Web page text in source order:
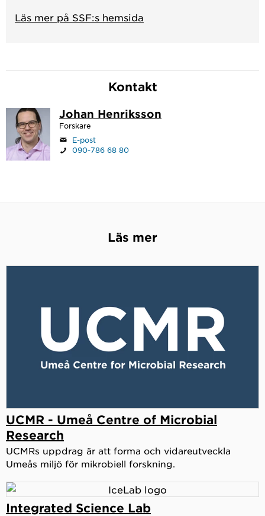
Läs mer på SSF:s hemsida
Kontakt
Johan Henriksson
Forskare
E-post
090-786 68 80
Läs mer
UCMR - Umeå Centre of Microbial
Research
UCMRs uppdrag är att forma och vidareutveckla
Umeås miljö för mikrobiell forskning.
Integrated Science Lab